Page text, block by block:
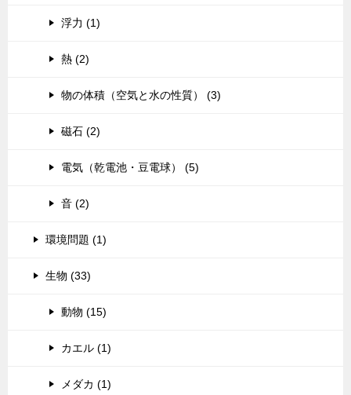
浮力 (1)
熱 (2)
物の体積（空気と水の性質） (3)
磁石 (2)
電気（乾電池・豆電球） (5)
音 (2)
環境問題 (1)
生物 (33)
動物 (15)
カエル (1)
メダカ (1)